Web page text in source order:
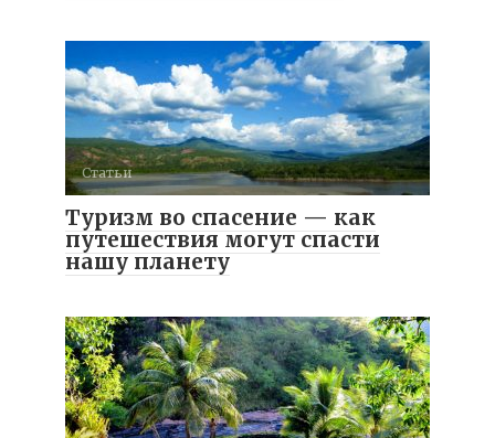
Статьи
Туризм во спасение — как
путешествия могут спасти
нашу планету